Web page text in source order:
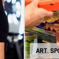
ART.